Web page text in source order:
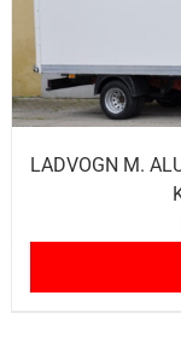
LADVOGN M.